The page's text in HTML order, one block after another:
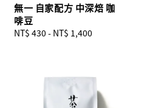
無一 自家配方 中深焙 咖
啡豆
Regular
NT$ 430 - NT$ 1,400